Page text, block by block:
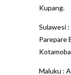
Kupang.
Sulawesi
Parepare
Maluku :